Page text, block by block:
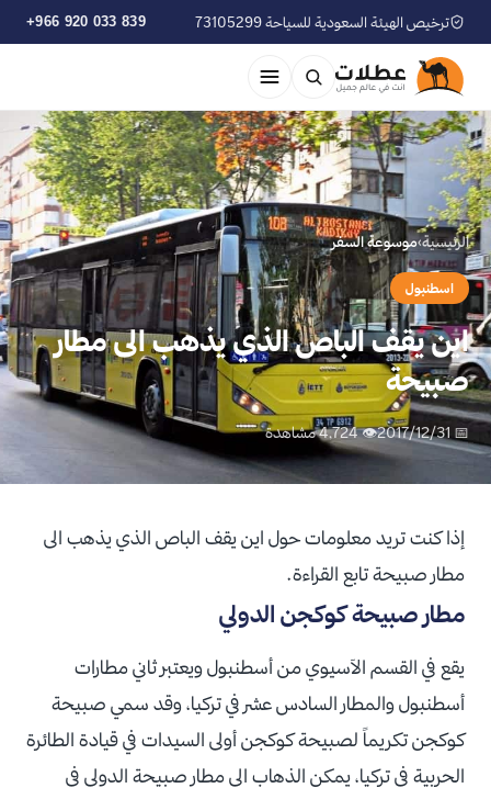
ترخيص الهيئة السعودية للسياحة 73105299 +966 920 033 839
الرئيسية›موسوعة السفر
اسطنبول
اين يقف الباص الذي يذهب الى مطار
صبيحة
📅 2017/12/31 👁 4,724 مشاهدة
إذا كنت تريد معلومات حول اين يقف الباص الذي يذهب الى
مطار صبيحة تابع القراءة.
مطار صبيحة كوكجن الدولي
يقع في القسم الآسيوي من أسطنبول ويعتبر ثاني مطارات
أسطنبول والمطار السادس عشر في تركيا، وقد سمي صبيحة
كوكجن تكريماً لصبيحة كوكجن أولى السيدات في قيادة الطائرة
الحربية في تركيا، يمكن الذهاب الى مطار صبيحة الدولي في